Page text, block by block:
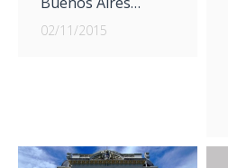
02/11/2015